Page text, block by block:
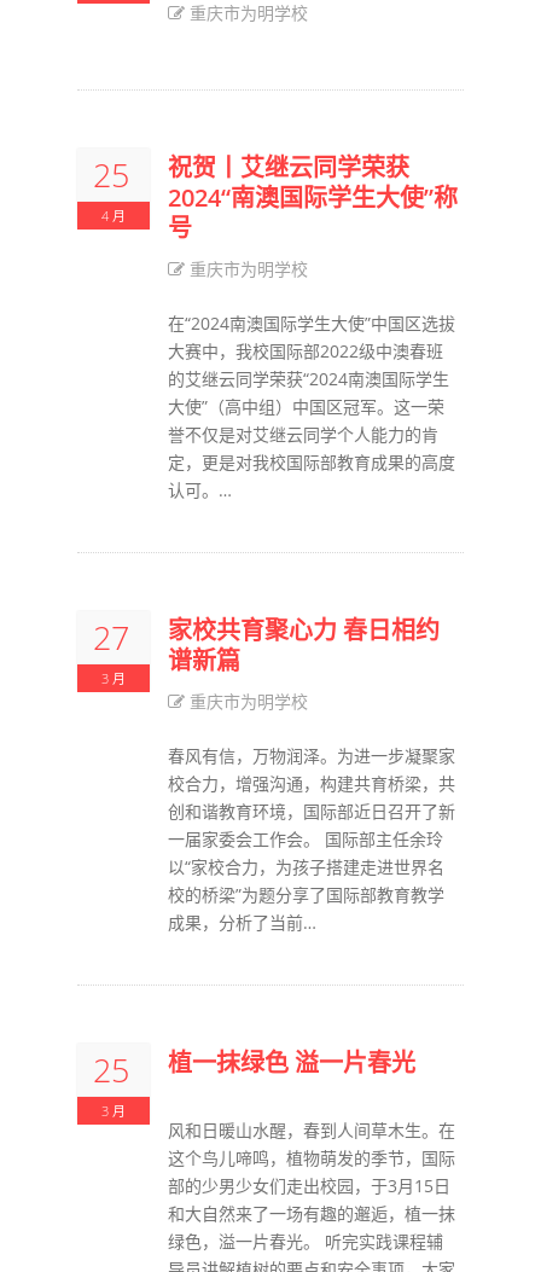
重庆市为明学校
25
4 月
祝贺丨艾继云同学荣获
2024“南澳国际学生大使”称
号
重庆市为明学校
在“2024南澳国际学生大使”中国区选拔
大赛中，我校国际部2022级中澳春班
的艾继云同学荣获“2024南澳国际学生
大使”（高中组）中国区冠军。这一荣
誉不仅是对艾继云同学个人能力的肯
定，更是对我校国际部教育成果的高度
认可。…
27
3 月
家校共育聚心力 春日相约
谱新篇
重庆市为明学校
春风有信，万物润泽。为进一步凝聚家
校合力，增强沟通，构建共育桥梁，共
创和谐教育环境，国际部近日召开了新
一届家委会工作会。 国际部主任余玲
以“家校合力，为孩子搭建走进世界名
校的桥梁”为题分享了国际部教育教学
成果，分析了当前…
25
3 月
植一抹绿色 溢一片春光
风和日暖山水醒，春到人间草木生。在
这个鸟儿啼鸣，植物萌发的季节，国际
部的少男少女们走出校园，于3月15日
和大自然来了一场有趣的邂逅，植一抹
绿色，溢一片春光。 听完实践课程辅